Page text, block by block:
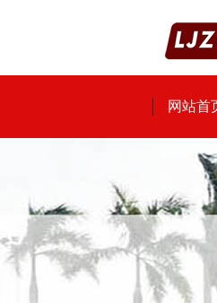
网站首